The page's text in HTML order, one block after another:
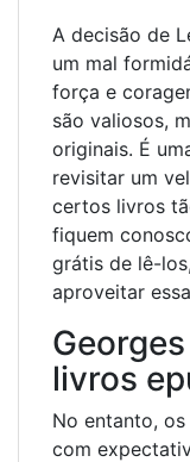
A decisão de
um mal
força e
são valiosos,
originais. É
revisitar um
certos livros
fiquem
grátis de lê-
aproveitar
livros
No entanto,
com